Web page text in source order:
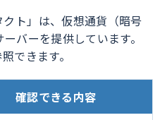
ト」は、仮想通貨（暗号
バーを提供しています。
できます。
確認できる内容